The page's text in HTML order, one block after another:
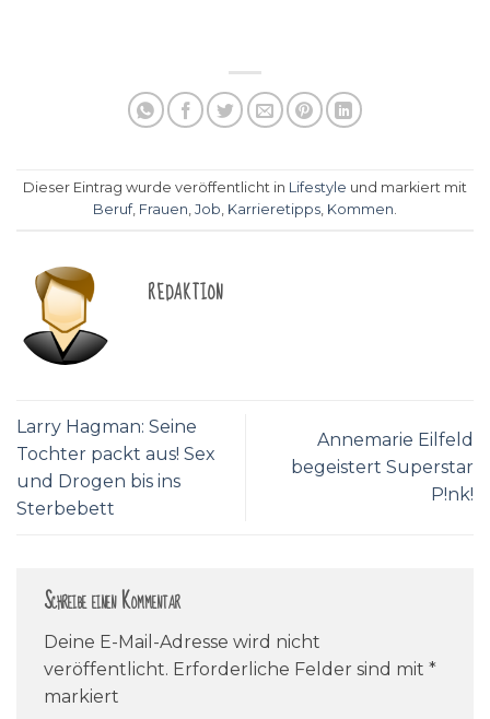
Dieser Eintrag wurde veröffentlicht in Lifestyle und markiert mit
Beruf, Frauen, Job, Karrieretipps, Kommen.
REDAKTION
Larry Hagman: Seine
Tochter packt aus! Sex
und Drogen bis ins
Sterbebett
Annemarie Eilfeld
begeistert Superstar
P!nk!
Schreibe einen Kommentar
Deine E-Mail-Adresse wird nicht
veröffentlicht. Erforderliche Felder sind mit *
markiert